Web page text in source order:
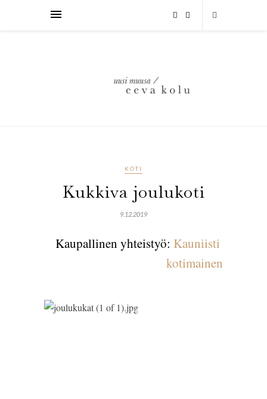
KOTI
Kukkiva joulukoti
9.12.2019
Kaupallinen yhteistyö: Kauniisti
kotimainen